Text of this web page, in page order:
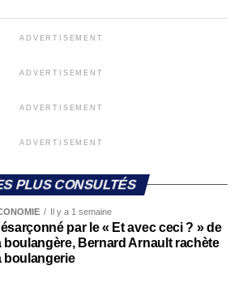
ADVERTISEMENT
ADVERTISEMENT
ADVERTISEMENT
ADVERTISEMENT
PLUS CONSULTÉS
Il y a 1 semaine
par le « Et avec ceci ? » de
boulangère, Bernard Arnault rachète
boulangerie